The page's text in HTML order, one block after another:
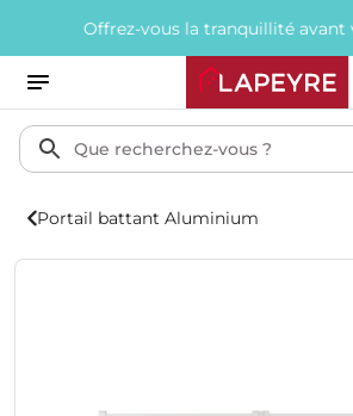
Offrez-vous la tranquillité avant vos
Portail battant Aluminium